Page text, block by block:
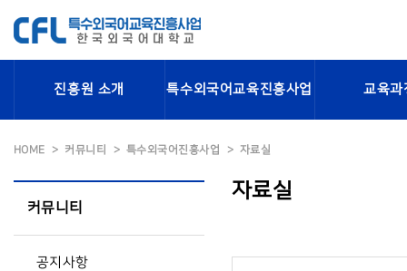
진흥원 소개 특수외국어교육진흥사업 교육과
HOME 커뮤니티 특수외국어진흥사업 자료실
커뮤니티
공지사항
자료실